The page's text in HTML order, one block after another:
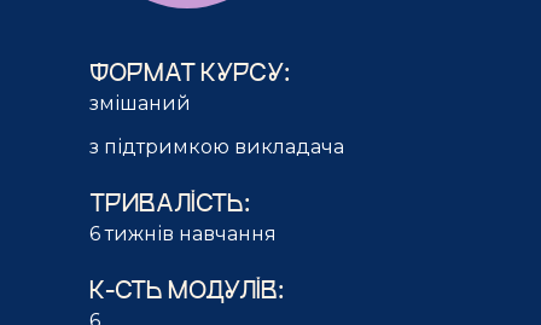
ФОРМАТ КУРСУ:
змішаний
з підтримкою викладача
ТРИВАЛІСТЬ:
6 тижнів навчання
К-СТЬ МОДУЛІВ: